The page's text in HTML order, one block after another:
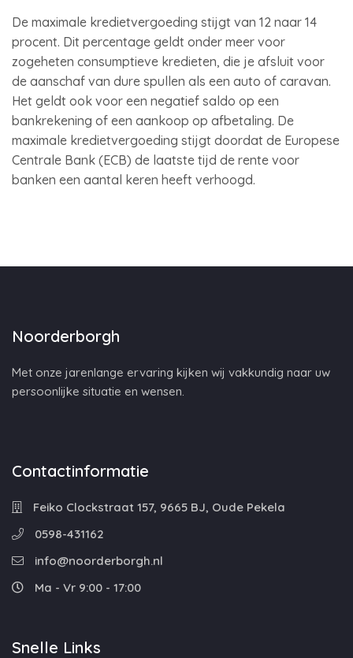
De maximale kredietvergoeding stijgt van 12 naar 14
procent. Dit percentage geldt onder meer voor
zogeheten consumptieve kredieten, die je afsluit voor
de aanschaf van dure spullen als een auto of caravan.
Het geldt ook voor een negatief saldo op een
bankrekening of een aankoop op afbetaling. De
maximale kredietvergoeding stijgt doordat de Europese
Centrale Bank (ECB) de laatste tijd de rente voor
banken een aantal keren heeft verhoogd.
Noorderborgh
Met onze jarenlange ervaring kijken wij vakkundig naar uw
persoonlijke situatie en wensen.
Contactinformatie
Feiko Clockstraat 157, 9665 BJ, Oude Pekela
0598-431162
info@noorderborgh.nl
Ma - Vr 9:00 - 17:00
Snelle Links